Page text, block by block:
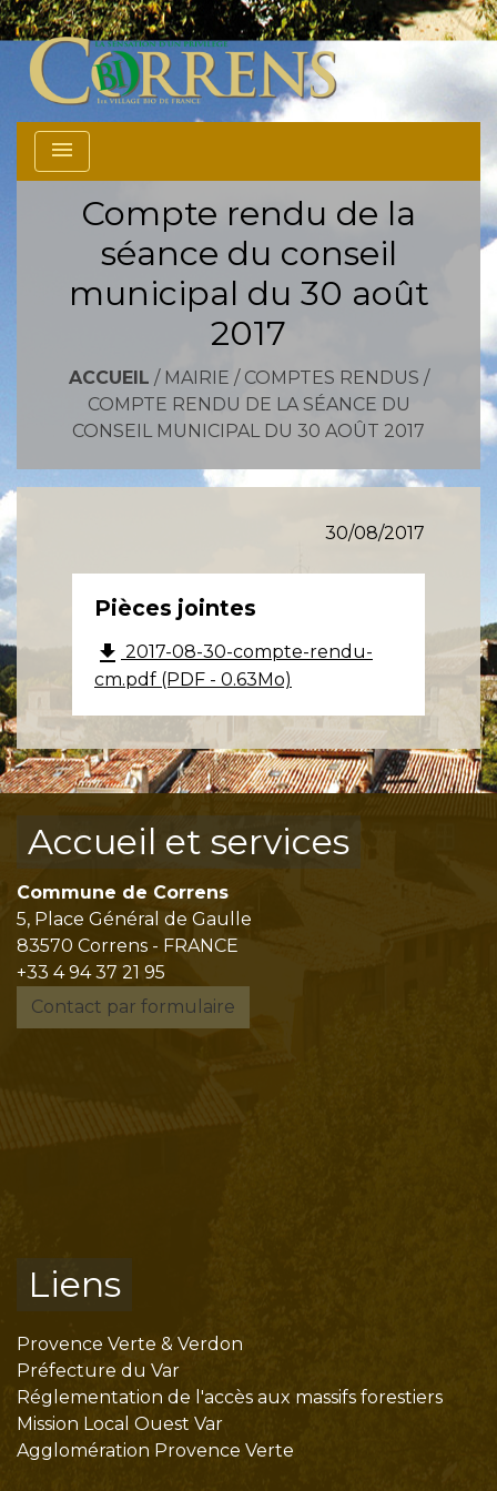
menu
Compte rendu de la
séance du conseil
municipal du 30 août
2017
ACCUEIL / MAIRIE / COMPTES RENDUS /
COMPTE RENDU DE LA SÉANCE DU
CONSEIL MUNICIPAL DU 30 AOÛT 2017
30/08/2017
Pièces jointes
file_download 2017-08-30-compte-rendu-
cm.pdf (PDF - 0.63Mo)
Accueil et services
Commune de Correns
5, Place Général de Gaulle
83570 Correns - FRANCE
+33 4 94 37 21 95
Contact par formulaire
Liens
Provence Verte & Verdon
Préfecture du Var
Réglementation de l'accès aux massifs forestiers
Mission Local Ouest Var
Agglomération Provence Verte